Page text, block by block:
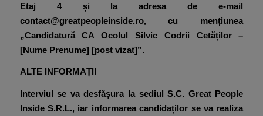
Etaj 4 și la adresa de e-mail
contact@greatpeopleinside.ro, cu mențiunea
„Candidatură CA Ocolul Silvic Codrii Cetăților –
[Nume Prenume] [post vizat]”.
ALTE INFORMAȚII
Interviul se va desfășura la sediul S.C. Great People
Inside S.R.L., iar informarea candidaților se va realiza